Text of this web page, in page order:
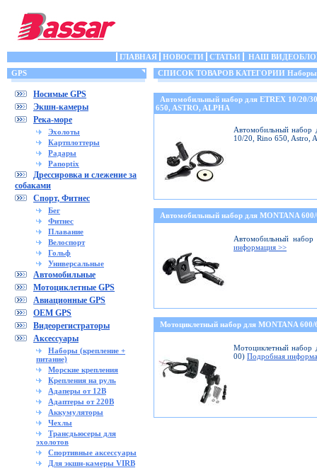
ГЛАВНАЯ НОВОСТИ СТАТЬИ
НАШ
GPS
Носимые GPS
Экшн-камеры
Река-море
Эхолоты
Картплоттеры
Радары
Panoptix
Дрессировка и слежение за
собаками
Спорт, Фитнес
Бег
Фитнес
Плавание
Велоспорт
Гольф
Универсальные
Автомобильные
Мотоциклетные GPS
Авиационные GPS
OEM GPS
Видеорегистраторы
Аксессуары
Наборы (крепление +
питание)
Морские крепления
Крепления на руль
Адаперы от 12В
Адаптеры от 220В
Аккумуляторы
Чехлы
Трансдьюсеры для
эхолотов
Спортивные аксессуары
Для экшн-камеры VIRB
СПИСОК ТОВАРОВ КАТЕГОРИИ Наборы
Автомобильный набор для ETREX 10/20/
650, ASTRO, ALPHA
Автомобильный набор
10/20, Rino 650, Astro,
Автомобильный набор для MONTANA
Автомобильный
информация >>
Мотоциклетный набор для MONTANA
Мотоциклетный набор
00) Подробная